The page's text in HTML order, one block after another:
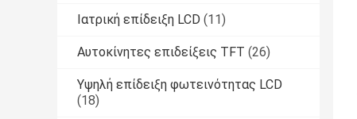
Ιατρική επίδειξη LCD (11)
Αυτοκίνητες επιδείξεις TFT (26)
Υψηλή επίδειξη φωτεινότητας LCD
(18)